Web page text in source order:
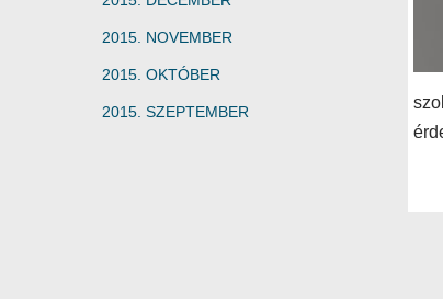
2015. NOVEMBER
2015. OKTÓBER
2015. SZEPTEMBER